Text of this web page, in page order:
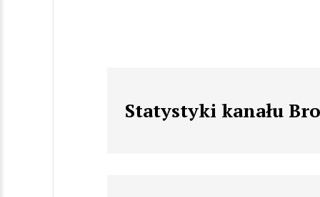
Statystyki kanału